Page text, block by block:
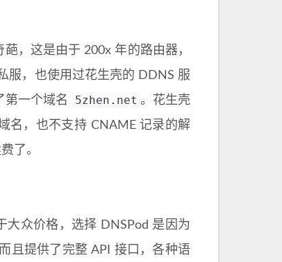
，这是由于 200x 年的路由器，
服，也使用过花生壳的 DDNS 服
第一个域名
5zhen.net 。花生壳
名，也不支持 CNAME 记录的解
了。
大众价格，选择 DNSPod 是因为
且提供了完整 API 接口，各种语